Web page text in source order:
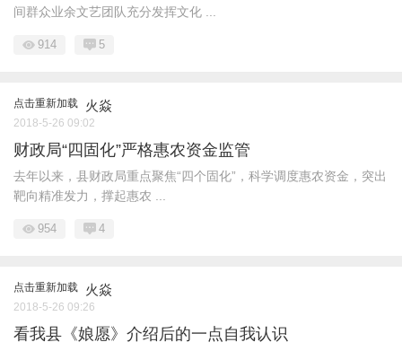
间群众业余文艺团队充分发挥文化 ...
914 5
点击重新加载 火焱
2018-5-26 09:02
财政局“四固化”严格惠农资金监管
去年以来，县财政局重点聚焦“四个固化”，科学调度惠农资金，突出
靶向精准发力，撑起惠农 ...
954 4
点击重新加载 火焱
2018-5-26 09:26
看我县《娘愿》介绍后的一点自我认识